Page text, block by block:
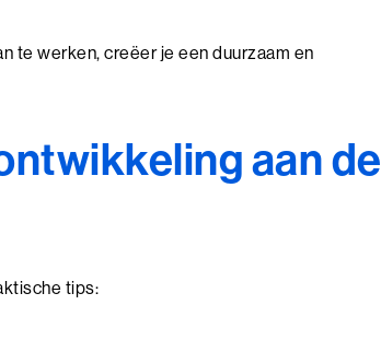
te werken, creëer je een duurzaam en
aan de
tips: